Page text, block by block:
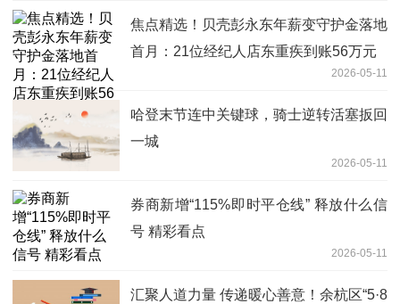
焦点精选！贝壳彭永东年薪变守护金落地
首月：21位经纪人店东重疾到账56万元
2026-05-11
哈登末节连中关键球，骑士逆转活塞扳回
一城
2026-05-11
券商新增“115%即时平仓线” 释放什么信
号 精彩看点
2026-05-11
汇聚人道力量 传递暖心善意！余杭区“5·8